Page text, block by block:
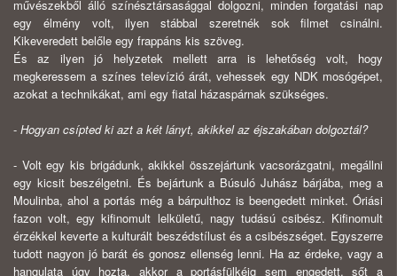
művészekből álló színésztársasággal dolgozni, minden forgatási nap
egy élmény volt, ilyen stábbal szeretnék sok filmet csinálni.
Kikeveredett belőle egy frappáns kis szöveg.
És az ilyen jó helyzetek mellett arra is lehetőség volt, hogy
megkeressem a színes televízió árát, vehessek egy NDK mosógépet,
azokat a technikákat, ami egy fiatal házaspárnak szükséges.
- Hogyan csípted ki azt a két lányt, akikkel az éjszakában dolgoztál?
- Volt egy kis brigádunk, akikkel összejártunk vacsorázgatni, megállni
egy kicsit beszélgetni. És bejártunk a Búsuló Juhász bárjába, meg a
Moulinba, ahol a portás még a bárpulthoz is beengedett minket. Óriási
fazon volt, egy kifinomult lelkületű, nagy tudású csibész. Kifinomult
érzékkel keverte a kulturált beszédstílust és a csibészséget. Egyszerre
tudott nagyon jó barát és gonosz ellenség lenni. Ha az érdeke, vagy a
hangulata úgy hozta, akkor a portásfülkéig sem engedett, sőt a